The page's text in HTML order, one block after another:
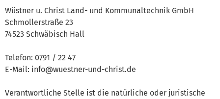
Wüstner u. Christ Land- und Kommunaltechnik GmbH
Schmollerstraße 23
74523 Schwäbisch Hall
Telefon: 0791 / 22 47
E-Mail: info@wuestner-und-christ.de
Verantwortliche Stelle ist die natürliche oder juristische